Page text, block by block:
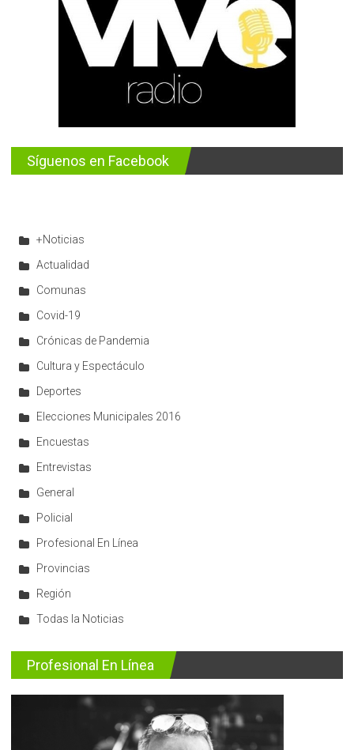
Síguenos en Facebook
+Noticias
Actualidad
Comunas
Covid-19
Crónicas de Pandemia
Cultura y Espectáculo
Deportes
Elecciones Municipales 2016
Encuestas
Entrevistas
General
Policial
Profesional En Línea
Provincias
Región
Todas la Noticias
Profesional En Línea